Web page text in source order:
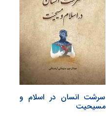
سرشت انسان در اسلام و
مسيحيت